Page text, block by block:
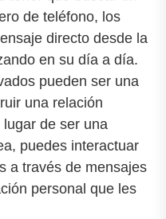
de teléfono, los
directo desde la
en su día a día.
pueden ser una
una relación
de ser una
puedes interactuar
a través de mensajes
personal que les